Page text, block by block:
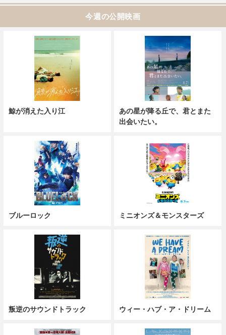
今週の公開映画
鯨が消えた入り江
あの星が降る丘で、君とまた
出会いたい。
ブルーロック ミニオンズ＆モンスターズ
叛逆のサウンドトラック ウィー・ハブ・ア・ドリーム